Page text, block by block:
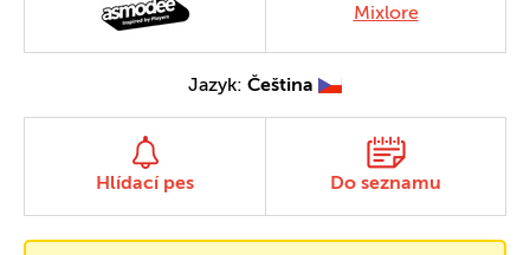
Mixlore
Jazyk: Čeština
Hlídací pes Do seznamu